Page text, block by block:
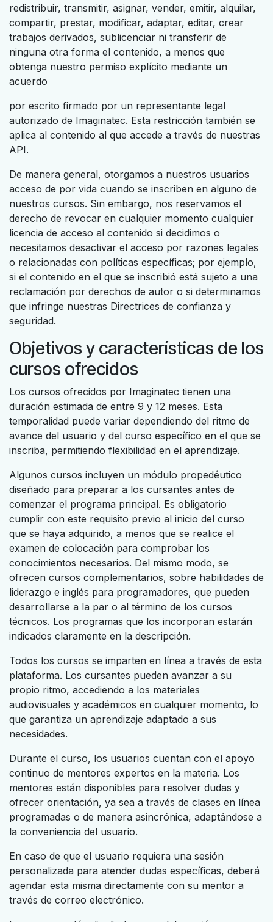
redistribuir, transmitir, asignar, vender, emitir, alquilar,
compartir, prestar, modificar, adaptar, editar, crear
trabajos derivados, sublicenciar ni transferir de
ninguna otra forma el contenido, a menos que
obtenga nuestro permiso explícito mediante un
acuerdo
por escrito firmado por un representante legal
autorizado de Imaginatec. Esta restricción también se
aplica al contenido al que accede a través de nuestras
API.
De manera general, otorgamos a nuestros usuarios
acceso de por vida cuando se inscriben en alguno de
nuestros cursos. Sin embargo, nos reservamos el
derecho de revocar en cualquier momento cualquier
licencia de acceso al contenido si decidimos o
necesitamos desactivar el acceso por razones legales
o relacionadas con políticas específicas; por ejemplo,
si el contenido en el que se inscribió está sujeto a una
reclamación por derechos de autor o si determinamos
que infringe nuestras Directrices de confianza y
seguridad.
Objetivos y características de los
cursos ofrecidos
Los cursos ofrecidos por Imaginatec tienen una
duración estimada de entre 9 y 12 meses. Esta
temporalidad puede variar dependiendo del ritmo de
avance del usuario y del curso específico en el que se
inscriba, permitiendo flexibilidad en el aprendizaje.
Algunos cursos incluyen un módulo propedéutico
diseñado para preparar a los cursantes antes de
comenzar el programa principal. Es obligatorio
cumplir con este requisito previo al inicio del curso
que se haya adquirido, a menos que se realice el
examen de colocación para comprobar los
conocimientos necesarios. Del mismo modo, se
ofrecen cursos complementarios, sobre habilidades de
liderazgo e inglés para programadores, que pueden
desarrollarse a la par o al término de los cursos
técnicos. Los programas que los incorporan estarán
indicados claramente en la descripción.
Todos los cursos se imparten en línea a través de esta
plataforma. Los cursantes pueden avanzar a su
propio ritmo, accediendo a los materiales
audiovisuales y académicos en cualquier momento, lo
que garantiza un aprendizaje adaptado a sus
necesidades.
Durante el curso, los usuarios cuentan con el apoyo
continuo de mentores expertos en la materia. Los
mentores están disponibles para resolver dudas y
ofrecer orientación, ya sea a través de clases en línea
programadas o de manera asincrónica, adaptándose a
la conveniencia del usuario.
En caso de que el usuario requiera una sesión
personalizada para atender dudas específicas, deberá
agendar esta misma directamente con su mentor a
través de correo electrónico.